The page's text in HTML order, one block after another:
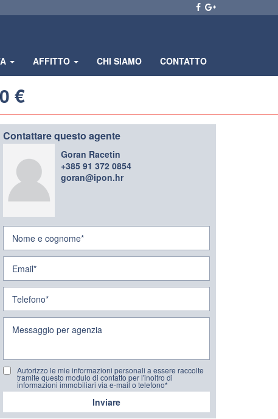
AFFITTO CHI SIAMO CONTATTO
€
Contattare questo agente
Goran Racetin
+385 91 372 0854
goran@ipon.hr
Autorizzo le mie informazioni personali a essere raccolte
tramite questo modulo di contatto per l'inoltro di
informazioni immobiliari via e-mail o telefono*
Inviare